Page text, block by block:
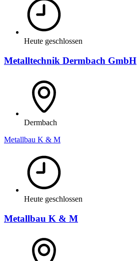
Heute geschlossen
Metalltechnik Dermbach GmbH
Dermbach
Metallbau K & M
Heute geschlossen
Metallbau K & M